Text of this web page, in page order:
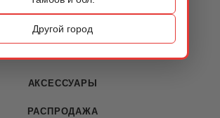
Другой город
ОБУВЬ
СУМКИ
АКСЕССУАРЫ
РАСПРОДАЖА